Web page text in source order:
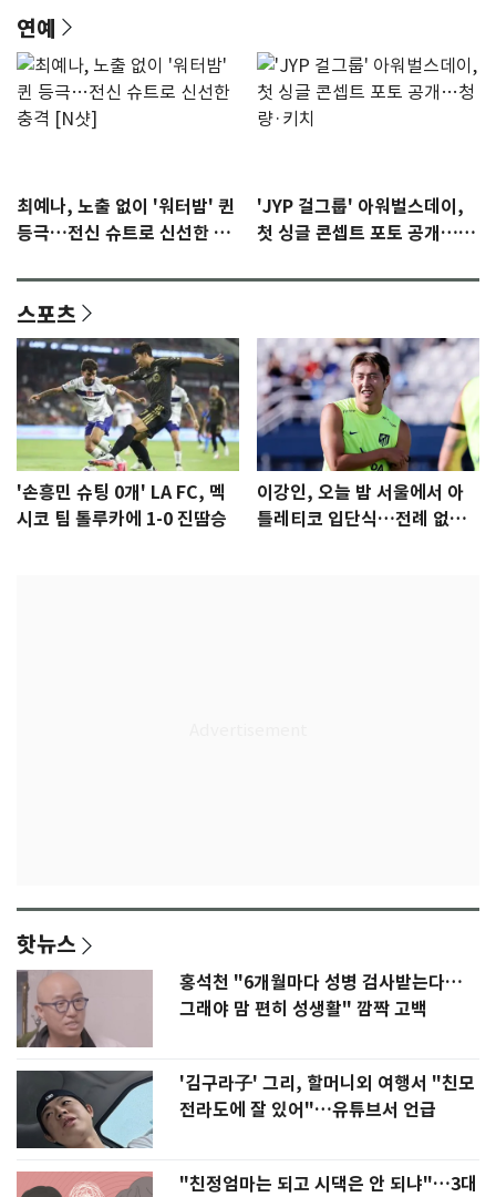
연예
최예나, 노출 없이 '워터밤' 퀸
등극…전신 슈트로 신선한 충
'JYP 걸그룹' 아워벌스데이,
첫 싱글 콘셉트 포토 공개…청
스포츠
'손흥민 슈팅 0개' LA FC, 멕
시코 팀 톨루카에 1-0 진땀승
이강인, 오늘 밤 서울에서 아
틀레티코 입단식…전례 없는
핫뉴스
홍석천 "6개월마다 성병 검사받는다…
그래야 맘 편히 성생활" 깜짝 고백
'김구라子' 그리, 할머니외 여행서 "친모
전라도에 잘 있어"…유튜브서 언급
"친정엄마는 되고 시댁은 안 되냐"…3대